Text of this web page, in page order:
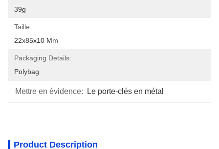
39g
Taille:
22x85x10 Mm
Packaging Details:
Polybag
Mettre en évidence: Le porte-clés en métal
Product Description